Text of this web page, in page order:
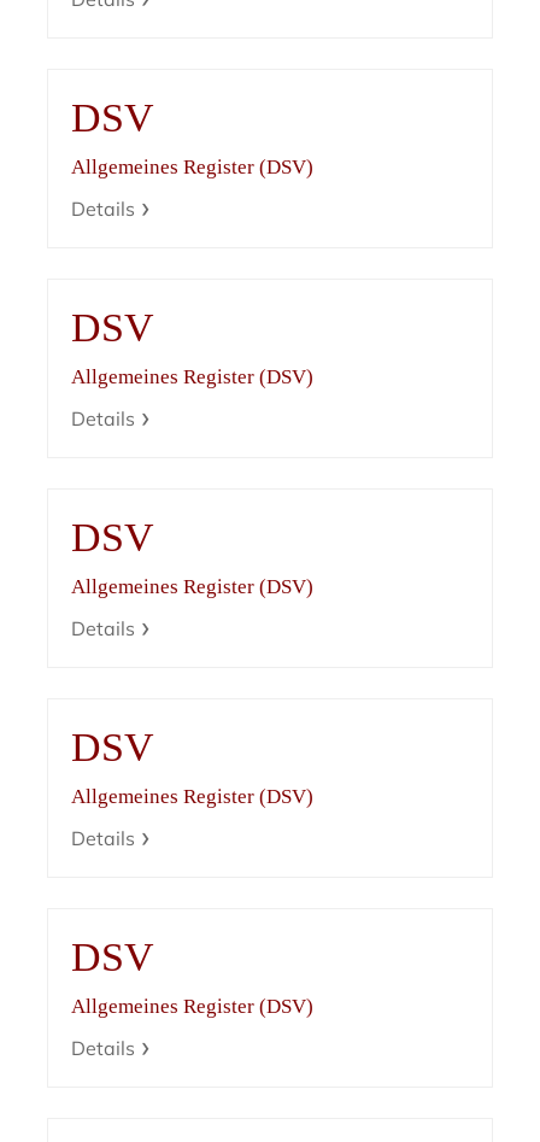
DSV
Allgemeines Register (DSV)
Details
DSV
Allgemeines Register (DSV)
Details
DSV
Allgemeines Register (DSV)
Details
DSV
Allgemeines Register (DSV)
Details
DSV
Allgemeines Register (DSV)
Details